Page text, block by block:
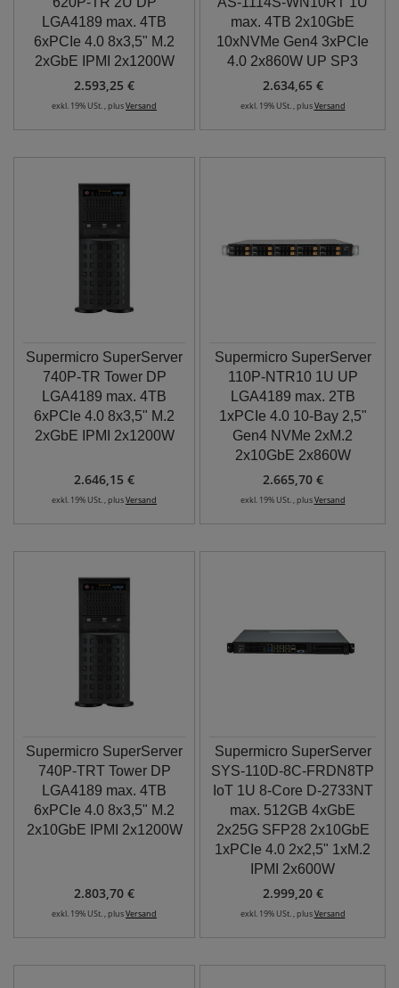
LGA4189 max. 4TB
6xPCIe 4.0 8x3,5" M.2
2xGbE IPMI 2x1200W
2.593,25 €
exkl. 19% USt. , plusVersand
max. 4TB 2x10GbE
10xNVMe Gen4 3xPCIe
4.0 2x860W UP SP3
2.634,65 €
exkl. 19% USt. , plusVersand
Supermicro SuperServer
740P-TR Tower DP
LGA4189 max. 4TB
6xPCIe 4.0 8x3,5" M.2
2xGbE IPMI 2x1200W
2.646,15 €
exkl. 19% USt. , plusVersand
Supermicro SuperServer
110P-NTR10 1U UP
LGA4189 max. 2TB
1xPCIe 4.0 10-Bay 2,5"
Gen4 NVMe 2xM.2
2x10GbE 2x860W
2.665,70 €
exkl. 19% USt. , plusVersand
Supermicro SuperServer
740P-TRT Tower DP
LGA4189 max. 4TB
6xPCIe 4.0 8x3,5" M.2
2x10GbE IPMI 2x1200W
2.803,70 €
exkl. 19% USt. , plusVersand
Supermicro SuperServer
SYS-110D-8C-FRDN8TP
IoT 1U 8-Core D-2733NT
max. 512GB 4xGbE
2x25G SFP28 2x10GbE
1xPCIe 4.0 2x2,5" 1xM.2
IPMI 2x600W
2.999,20 €
exkl. 19% USt. , plusVersand